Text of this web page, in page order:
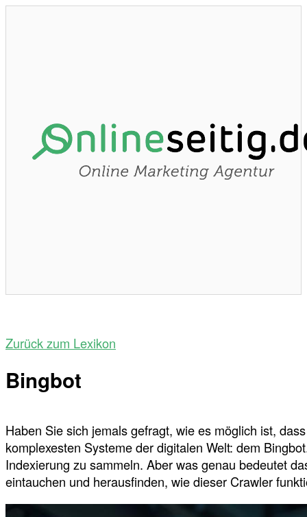
Zurück zum Lexikon
Bingbot
Haben Sie sich jemals gefragt, wie es möglich ist,
komplexesten Systeme der digitalen Welt: dem
Indexierung zu sammeln. Aber was genau bedeutet
eintauchen und herausfinden, wie dieser Crawler